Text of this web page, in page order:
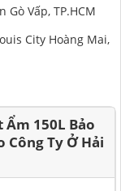
Vấp, TP.HCM
City Hoàng Mai,
150L Bảo
Công Ty Ở Hải